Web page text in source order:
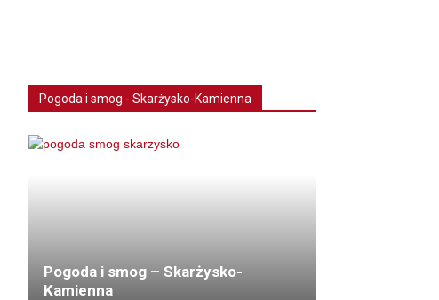
Pogoda i smog - Skarżysko-Kamienna
Pogoda i smog – Skarżysko-
Kamienna